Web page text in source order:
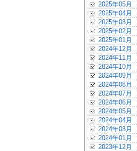
2025年05月
2025年04月
2025年03月
2025年02月
2025年01月
2024年12月
2024年11月
2024年10月
2024年09月
2024年08月
2024年07月
2024年06月
2024年05月
2024年04月
2024年03月
2024年01月
2023年12月